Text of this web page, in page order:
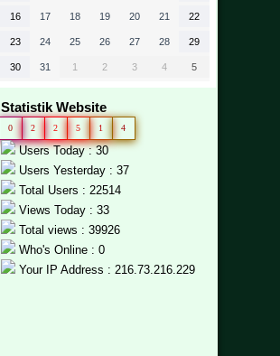
16 17 18 19 20 21 22
23 24 25 26 27 28 29
30 31 1 2 3 4 5
Statistik Website
0 2 2 5 1 4
Users Today : 30
Users Yesterday : 37
Total Users : 22514
Views Today : 33
Total views : 39926
Who's Online : 0
Your IP Address : 216.73.216.229